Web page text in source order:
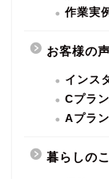
作業実
お客様の声
インス
Cプラ
Aプラ
暮らしの